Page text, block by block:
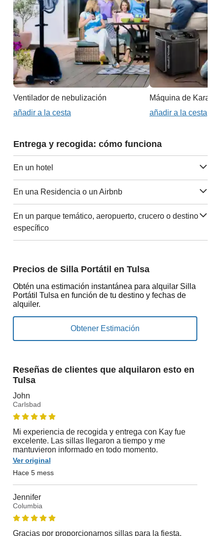
Ventilador de nebulización
añadir a la cesta
Máquina de
añadir a la cesta
Entrega y recogida: cómo funciona
En un hotel
En una Residencia o un Airbnb
En un parque temático, aeropuerto, crucero o destino
específico
Precios de Silla Portátil en Tulsa
Obtén una estimación instantánea para alquilar Silla
Portátil Tulsa en función de tu destino y fechas de
alquiler.
Reseñas de clientes que alquilaron esto en
Tulsa
John
Carlsbad
Mi experiencia de recogida y entrega con Kay fue
excelente. Las sillas llegaron a tiempo y me
mantuvieron informado en todo momento.
Ver original
Hace 5 mess
Jennifer
Columbia
Gracias por proporcionarnos sillas para la fiesta.